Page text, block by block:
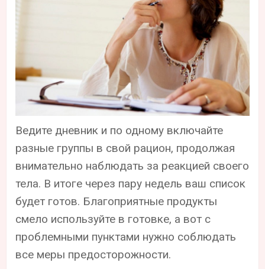
Ведите дневник и по одному включайте
разные группы в свой рацион, продолжая
внимательно наблюдать за реакцией своего
тела. В итоге через пару недель ваш список
будет готов. Благоприятные продукты
смело используйте в готовке, а вот с
проблемными пунктами нужно соблюдать
все меры предосторожности.